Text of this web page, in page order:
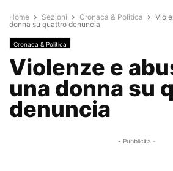
Home Sezioni Cronaca & Politica
donna su quattro denuncia
Cronaca & Politica
Violenze e
una donna su
denuncia
- Pubblicità -